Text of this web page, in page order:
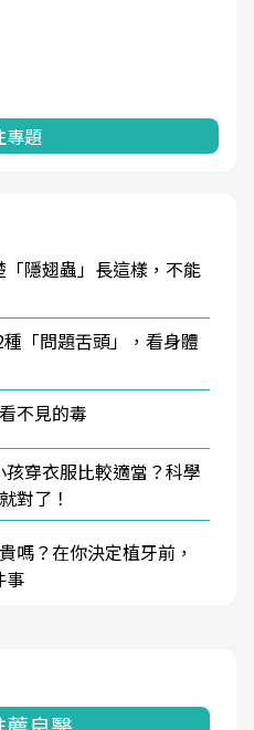
專題
隱翅蟲」長這樣，不能
「問題舌頭」，看身體
不見的毒
穿衣服比較適當？科學
對了！
嗎？在你決定植牙前，
事